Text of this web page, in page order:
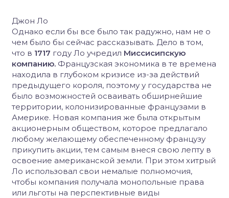
Джон Ло
Однако если бы все было так радужно, нам не о
чем было бы сейчас рассказывать. Дело в том,
что в 1717 году Ло учредил Миссисипскую
компанию. Французская экономика в те времена
находила в глубоком кризисе из-за действий
предыдущего короля, поэтому у государства не
было возможностей осваивать обширнейшие
территории, колонизированные французами в
Америке. Новая компания же была открытым
акционерным обществом, которое предлагало
любому желающему обеспеченному французу
прикупить акции, тем самым внеся свою лепту в
освоение американской земли. При этом хитрый
Ло использовал свои немалые полномочия,
чтобы компания получала монопольные права
или льготы на перспективные виды